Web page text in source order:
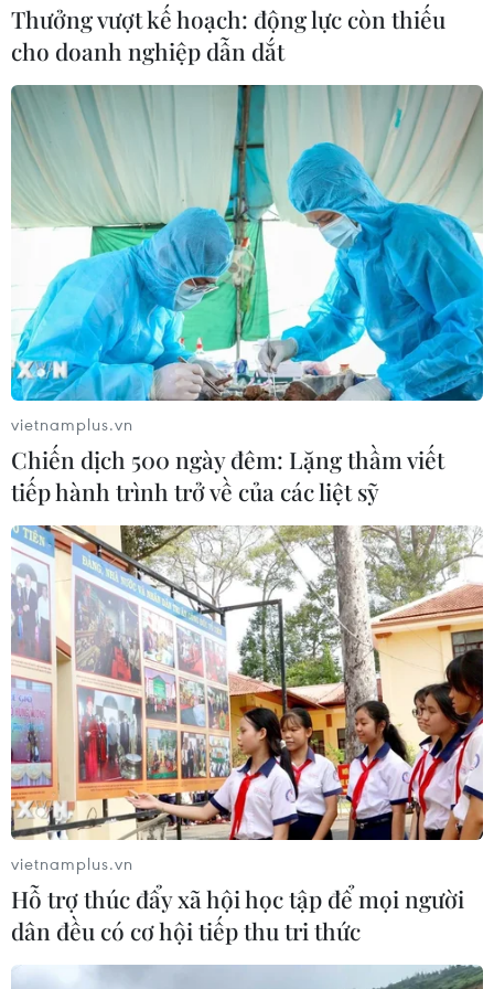
Mưa lũ làm 5 người thương vong, gây
nhiều thiệt hại tại một số địa phương
30/07/2024 13:26
Mưa lũ đã làm 3 người chết tại tỉnh Điện Biên và Thái
Nguyên, 2 người bị thương ở Bắc Kạn; nhiều diện tích
hoa màu, nhà cửa, đường giao thông bị hư hỏng..., thiệt
hại lên tới nhiều tỷ đồng.
Thưởng vượt kế hoạch: động lực còn thiếu
cho doanh nghiệp dẫn dắt
vietnamplus.vn
Chiến dịch 500 ngày đêm: Lặng thầm viết
tiếp hành trình trở về của các liệt sỹ
vietnamplus.vn
Hỗ trợ thúc đẩy xã hội học tập để mọi người
dân đều có cơ hội tiếp thu tri thức